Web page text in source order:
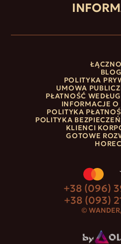
BLOG
POLITYKA
UMOWA
PŁATNOŚĆ
INFORMACJE O
POLITYKA
POLITYKA
KLIENCI
GOTOWE
©
+38 (096)
+38 (093)